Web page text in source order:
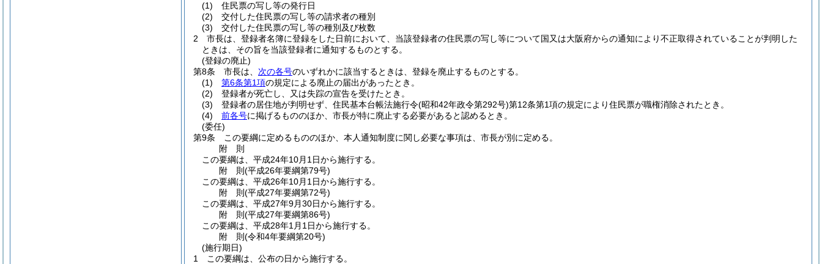
(1)
住民票の写し等の発行日
(2)
交付した住民票の写し等の請求者の種別
(3)
交付した住民票の写し等の種別及び枚数
2
市長は、登録者名簿に登録をした日前において、当該登録者の住民票の写し等について国又は大阪府からの通知により不正取得されていることが判明した
ときは、その旨を当該登録者に通知するものとする。
(登録の廃止)
第8条
市長は、 次の各号のいずれかに該当するときは、登録を廃止するものとする。
(1)
第6条第1項の規定による廃止の届出があったとき。
(2)
登録者が死亡し、又は失踪の宣告を受けたとき。
(3)
登録者の居住地が判明せず、住民基本台帳法施行令(昭和42年政令第292号)第12条第1項の規定により住民票が職権消除されたとき。
(4)
前各号に掲げるもののほか、市長が特に廃止する必要があると認めるとき。
(委任)
第9条
この要綱に定めるもののほか、本人通知制度に関し必要な事項は、市長が別に定める。
附 則
この要綱は、平成24年10月1日から施行する。
附 則(平成26年要綱第79号)
この要綱は、平成26年10月1日から施行する。
附 則(平成27年要綱第72号)
この要綱は、平成27年9月30日から施行する。
附 則(平成27年要綱第86号)
この要綱は、平成28年1月1日から施行する。
附 則(令和4年要綱第20号)
(施行期日)
1
この要綱は、公布の日から施行する。